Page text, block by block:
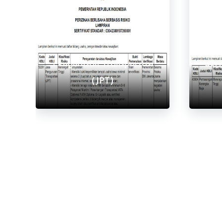
Lihat Semua
Sertifikat Standar Jasa
Pengurusan Transportasi
(JPT)